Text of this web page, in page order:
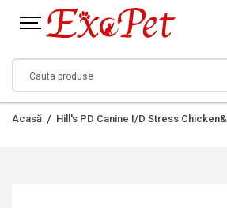
Acasă Hill's PD Canine I/D Stress